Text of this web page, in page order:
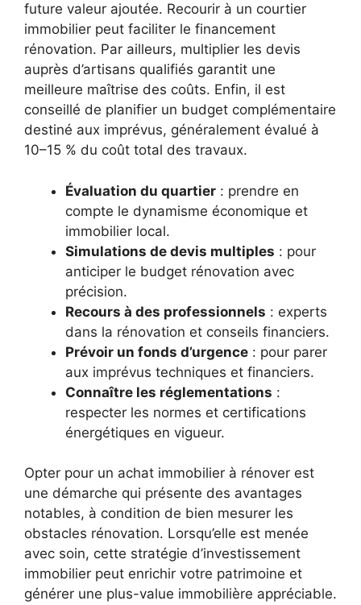
future valeur ajoutée. Recourir à un courtier
immobilier peut faciliter le financement
rénovation. Par ailleurs, multiplier les devis
auprès d’artisans qualifiés garantit une
meilleure maîtrise des coûts. Enfin, il est
conseillé de planifier un budget complémentaire
destiné aux imprévus, généralement évalué à
10–15 % du coût total des travaux.
Évaluation du quartier : prendre en
compte le dynamisme économique et
immobilier local.
Simulations de devis multiples : pour
anticiper le budget rénovation avec
précision.
Recours à des professionnels : experts
dans la rénovation et conseils financiers.
Prévoir un fonds d’urgence : pour parer
aux imprévus techniques et financiers.
Connaître les réglementations :
respecter les normes et certifications
énergétiques en vigueur.
Opter pour un achat immobilier à rénover est
une démarche qui présente des avantages
notables, à condition de bien mesurer les
obstacles rénovation. Lorsqu’elle est menée
avec soin, cette stratégie d’investissement
immobilier peut enrichir votre patrimoine et
générer une plus-value immobilière appréciable.